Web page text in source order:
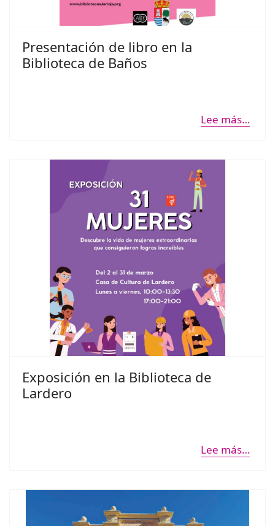
Presentación de libro en la
Biblioteca de Baños
Lee más…
Exposición en la Biblioteca de
Lardero
Lee más…